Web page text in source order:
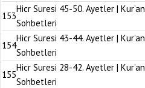
153
Hicr Suresi 45-50. Ayetler | Kur’an
Sohbetleri
154
Hicr Suresi 43-44. Ayetler | Kur’an
Sohbetleri
155
Hicr Suresi 28-42. Ayetler | Kur’an
Sohbetleri